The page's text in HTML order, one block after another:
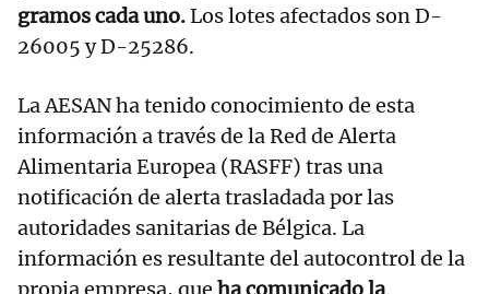
gramos cada uno.Los lotes afectados son D-
26005 y D-25286.
La AESAN ha tenido conocimiento de esta
información a través de la Red de Alerta
Alimentaria Europea (RASFF) tras una
notificación de alerta trasladada por las
autoridades sanitarias de Bélgica. La
información es resultante del autocontrol de la